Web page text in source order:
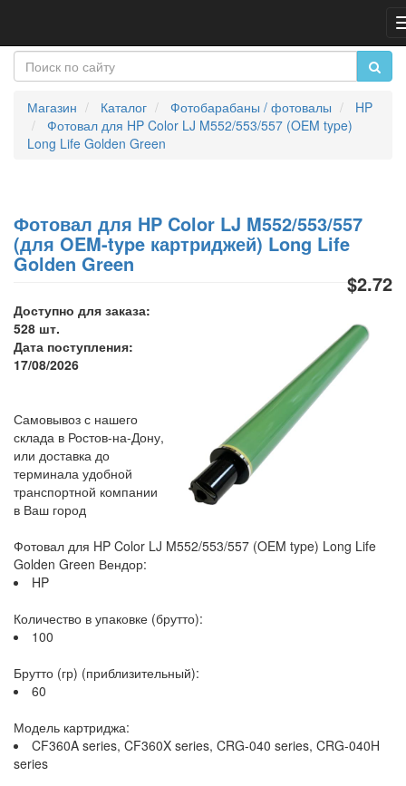
Магазин Каталог Фотобарабаны / фотовалы
HP
Фотовал для HP Color LJ M552/553/557 (OEM type)
Long Life Golden Green
Фотовал для HP Color LJ M552/553/557
(для OEM-type картриджей) Long Life
Golden Green
$2.72
Доступно для заказа:
528 шт.
Дата поступления:
17/08/2026
Самовывоз с нашего
склада в Ростов-на-Дону,
или доставка до
терминала удобной
транспортной компании
в Ваш город
Фотовал для HP Color LJ M552/553/557 (OEM type) Long Life
Golden Green Вендор:
HP
Количество в упаковке (брутто):
100
Брутто (гр) (приблизительный):
60
Модель картриджа:
CF360A series, CF360X series, CRG-040 series, CRG-040H
series